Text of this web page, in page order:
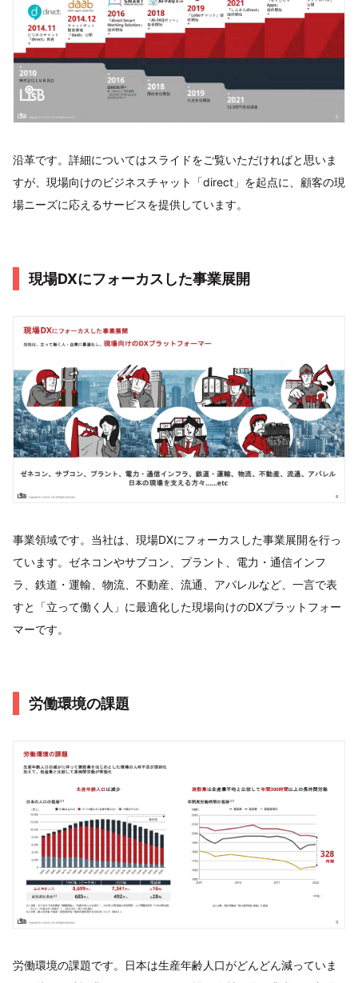
沿革です。詳細についてはスライドをご覧いただければと思いま
すが、現場向けのビジネスチャット「direct」を起点に、顧客の現
場ニーズに応えるサービスを提供しています。
現場DXにフォーカスした事業展開
事業領域です。当社は、現場DXにフォーカスした事業展開を行っ
ています。ゼネコンやサブコン、プラント、電力・通信インフ
ラ、鉄道・運輸、物流、不動産、流通、アパレルなど、一言で表
すと「立って働く人」に最適化した現場向けのDXプラットフォー
マーです。
労働環境の課題
労働環境の課題です。日本は生産年齢人口がどんどん減っていま